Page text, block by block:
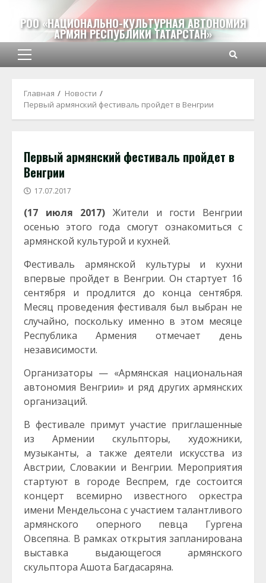
содержимому
РОО «НАЦИОНАЛЬНО-КУЛЬТУРНАЯ АВТОНОМИЯ
АРМЯН РЕСПУБЛИКИ ТАТАРСТАН»
Основное
Главная
Новости
Первый армянский фестиваль пройдет в Венгрии
Первый армянский фестиваль пройдет в
Венгрии
17.07.2017
(17 июля 2017) Жители и гости Венгрии
осенью этого года смогут ознакомиться с
армянской культурой и кухней.
Фестиваль армянской культуры и кухни
впервые пройдет в Венгрии. Он стартует 16
сентября и продлится до конца сентября.
Месяц проведения фестиваля был выбран не
случайно, поскольку именно в этом месяце
Республика Армения отмечает день
независимости.
Организаторы — «Армянская национальная
автономия Венгрии» и ряд других армянских
организаций.
В фестивале примут участие приглашенные
из Армении скульпторы, художники,
музыканты, а также деятели искусства из
Австрии, Словакии и Венгрии. Мероприятия
стартуют в городе Веспрем, где состоится
концерт всемирно известного оркестра
имени Мендельсона с участием талантливого
армянского оперного певца Гургена
Овсепяна. В рамках открытия запланирована
выставка выдающегося армянского
скульптора Ашота Багдасаряна.